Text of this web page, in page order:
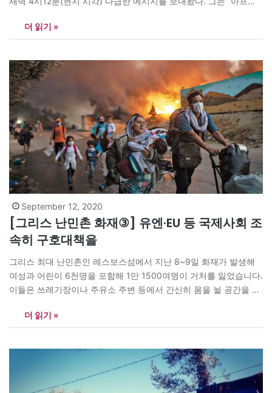
의 매복작전에 당했으며, 정부군 대다수도 탈레반에 투항해 옛 동료
들을 향해 총을 겨눴다”고 말했다. 알리에 따르면 아프가니스탄의
더 읽기 »
September 12, 2020
[그리스 난민촌 화재③] 유엔·EU 등 국제사회 조
속히 구호대책을
그리스 최대 난민촌인 레스보스섬에서 지난 8~9일 화재가 발생해
여성과 어린이 6천명을 포함해 1만 1500여명이 거처를 잃었습니다.
이들은 쓰레기장이나 주유소 주변 등에서 간신히 몸을 뉠 공간을 마
식수 공급도 원활치 않은 실정입니다. 일부 코로나19 확진자들의 행
방이 묘연해 바이러스 공포까지 엄습하고 있습니다. <아시아엔>…
더 읽기 »